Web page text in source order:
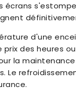
écrans
d'une
des heures
la
Le